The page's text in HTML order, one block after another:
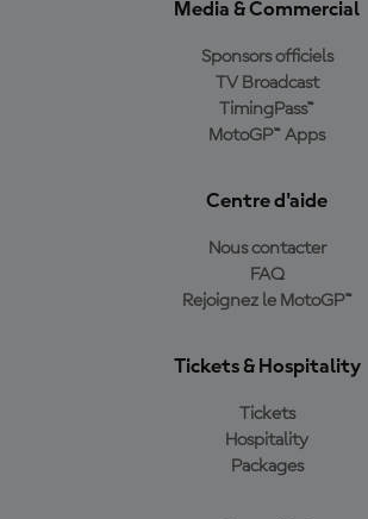
Media & Commercial
Sponsors officiels
TV Broadcast
TimingPass™
MotoGP™ Apps
Centre d'aide
Nous contacter
FAQ
Rejoignez le MotoGP™
Tickets & Hospitality
Tickets
Hospitality
Packages